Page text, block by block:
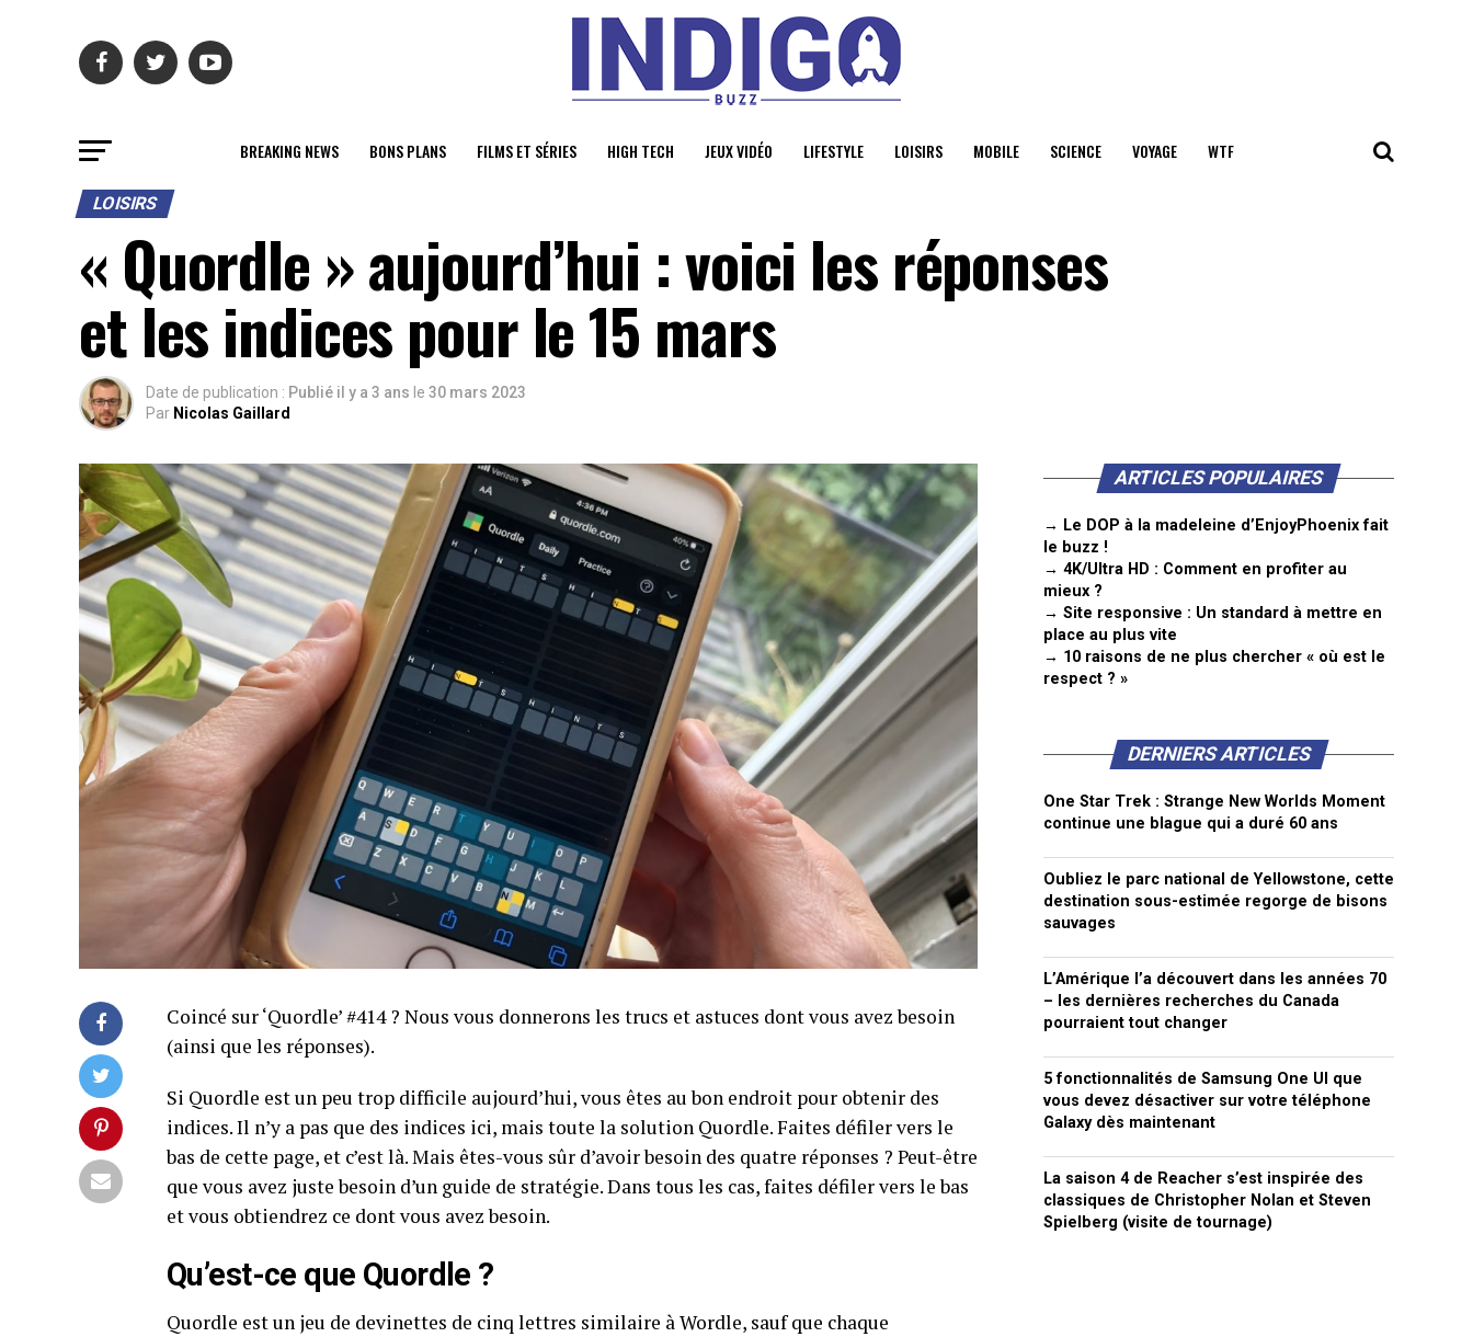
BREAKING NEWS BONS PLANS FILMS ET SÉRIES HIGH TECH JEUX VIDÉO LIFESTYLE LOISIRS MOBILE SCIENCE VOYAGE WTF
LOISIRS
« Quordle » aujourd’hui : voici les réponses
et les indices pour le 15 mars
Date de publication : Publié il y a 3 ans le 30 mars 2023
Par Nicolas Gaillard
Coincé sur ‘Quordle’ #414 ? Nous vous donnerons les trucs et astuces dont vous avez besoin
(ainsi que les réponses).
Si Quordle est un peu trop difficile aujourd’hui, vous êtes au bon endroit pour obtenir des
indices. Il n’y a pas que des indices ici, mais toute la solution Quordle. Faites défiler vers le
bas de cette page, et c’est là. Mais êtes-vous sûr d’avoir besoin des quatre réponses ? Peut-être
que vous avez juste besoin d’un guide de stratégie. Dans tous les cas, faites défiler vers le bas
et vous obtiendrez ce dont vous avez besoin.
Qu’est-ce que Quordle ?
Quordle est un jeu de devinettes de cinq lettres similaire à Wordle, sauf que chaque
ARTICLES POPULAIRES
→ Le DOP à la madeleine d’EnjoyPhoenix fait
le buzz !
→ 4K/Ultra HD : Comment en profiter au
mieux ?
→ Site responsive : Un standard à mettre en
place au plus vite
→ 10 raisons de ne plus chercher « où est le
respect ? »
DERNIERS ARTICLES
One Star Trek : Strange New Worlds Moment
continue une blague qui a duré 60 ans
Oubliez le parc national de Yellowstone, cette
destination sous-estimée regorge de bisons
sauvages
L’Amérique l’a découvert dans les années 70
– les dernières recherches du Canada
pourraient tout changer
5 fonctionnalités de Samsung One UI que
vous devez désactiver sur votre téléphone
Galaxy dès maintenant
La saison 4 de Reacher s’est inspirée des
classiques de Christopher Nolan et Steven
Spielberg (visite de tournage)